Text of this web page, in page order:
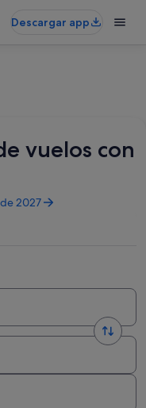
Descargar app
vuelos con
2027